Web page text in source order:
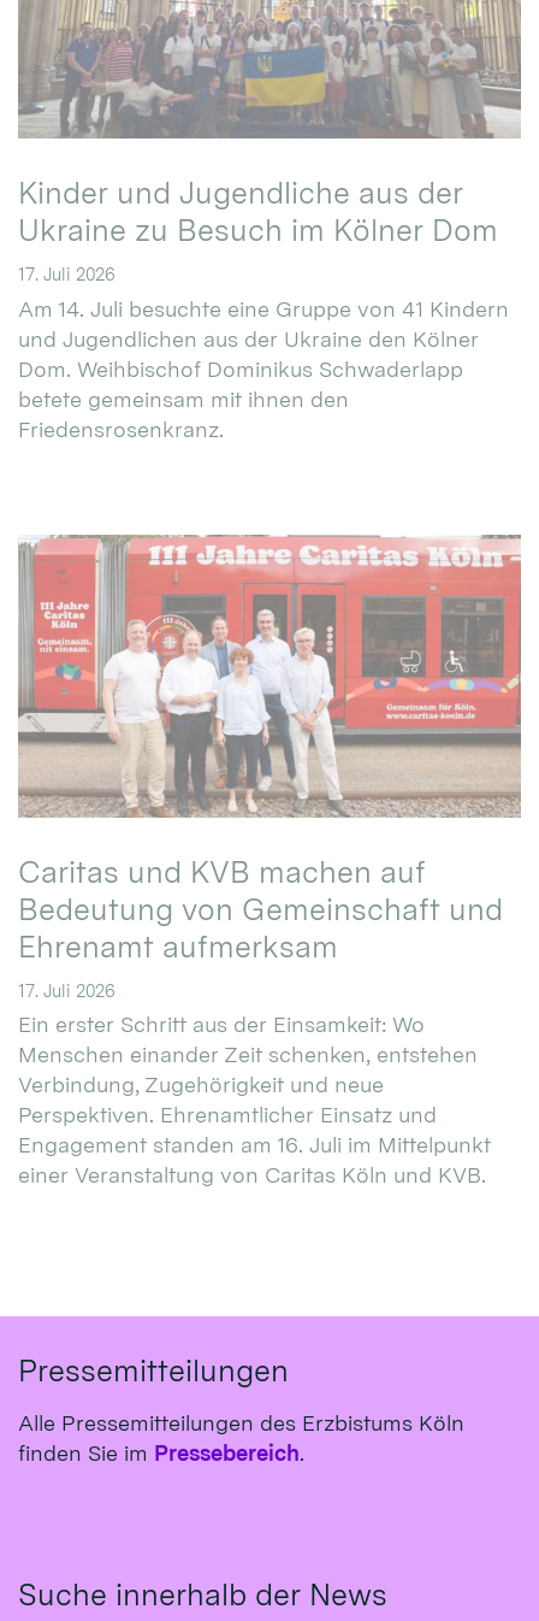
Kinder und Jugendliche aus der
Ukraine zu Besuch im Kölner Dom
17. Juli 2026
Am 14. Juli besuchte eine Gruppe von 41 Kindern
und Jugendlichen aus der Ukraine den Kölner
Dom. Weihbischof Dominikus Schwaderlapp
betete gemeinsam mit ihnen den
Friedensrosenkranz.
Caritas und KVB machen auf
Bedeutung von Gemeinschaft und
Ehrenamt aufmerksam
17. Juli 2026
Ein erster Schritt aus der Einsamkeit: Wo
Menschen einander Zeit schenken, entstehen
Verbindung, Zugehörigkeit und neue
Perspektiven. Ehrenamtlicher Einsatz und
Engagement standen am 16. Juli im Mittelpunkt
einer Veranstaltung von Caritas Köln und KVB.
Pressemitteilungen
Alle Pressemitteilungen des Erzbistums Köln
finden Sie im Pressebereich.
Suche innerhalb der News